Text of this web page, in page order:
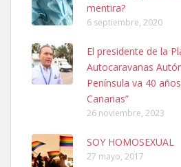
SHIBA PERDIDO AVDA JOSE MESA Y
PERRO MACHO RAZA SHIBA CON
06/07/2025 ZONA MESA Y LOPEZ. ES
Leales.org » Gran Canaria
6.7.2025
mentira?
6 septiembre, 2020
El presidente de la
Autocaravanas
Península va 40
Canarias”
26 noviembre, 2023
SOY HOMOSEXUAL
27 mayo, 2017